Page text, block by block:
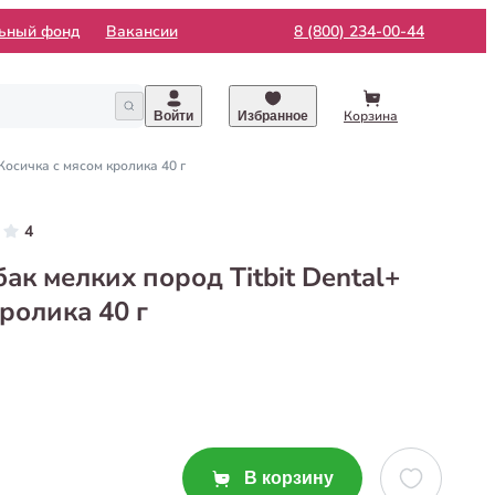
фонд Вакансии 8 (800) 234-00-44
Войти Избранное Корзина
с мясом кролика 40 г
4
мелких пород Titbit Dental+
40 г
В корзину